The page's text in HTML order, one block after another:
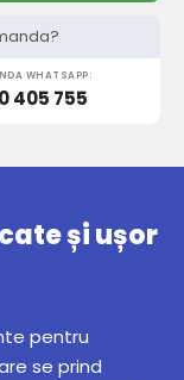
WHATSAPP:
405 755
și ușor
pentru
se prind